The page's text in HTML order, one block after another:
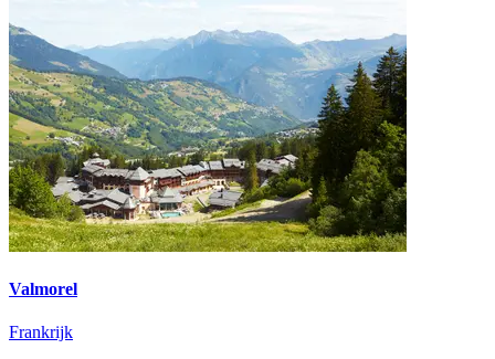
Valmorel
Frankrijk